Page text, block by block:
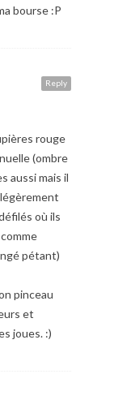
bourse :P
Reply
rouge
(ombre
aussi mais il
où ils
pétant)
pinceau
et
joues. :)